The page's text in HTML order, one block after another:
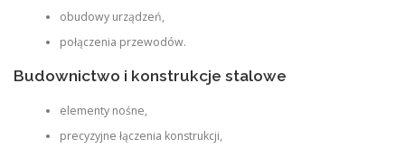
obudowy urządzeń,
połączenia przewodów.
Budownictwo i konstrukcje stalowe
elementy nośne,
precyzyjne łączenia konstrukcji,